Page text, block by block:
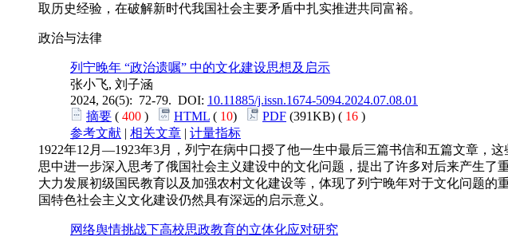
取历史经验，在破解新时代我国社会主要矛盾中扎实推进共同富裕。
政治与法律
列宁晚年 “政治遗嘱” 中的文化建设思想及启示
张小飞, 刘子涵
2024, 26(5): 72-79. DOI: 10.11885/j.issn.1674-5094.2024.07.08.01
摘要 ( 400 ) HTML ( 10) PDF (391KB) ( 16 )
参考文献 | 相关文章 | 计量指标
1922年12月—1923年3月，列宁在病中口授了他一生中最后三篇书信和五篇文章，
思中进一步深入思考了俄国社会主义建设中的文化问题，提出了许多对后来产生
大力发展初级国民教育以及加强农村文化建设等，体现了列宁晚年对于文化问题
国特色社会主义文化建设仍然具有深远的启示意义。
网络舆情挑战下高校思政教育的立体化应对研究